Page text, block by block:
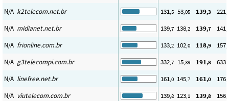
N/A k2telecom.net.br 131,5 53,05 139,3 221
N/A midianet.net.br 139,7 138,2 139,7 141
N/A frionline.com.br 133,2 102,0 118,9 157
N/A g3telecompi.com.br 332,7 15,39 191,8 633
N/A linefree.net.br 161,0 145,7 161,0 176
N/A viutelecom.com.br 139,8 123,1 139,8 156